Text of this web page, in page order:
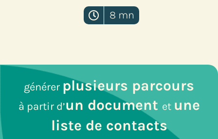
8 mn
générer plusieurs parcours
à partir d’un document et une
liste de contacts